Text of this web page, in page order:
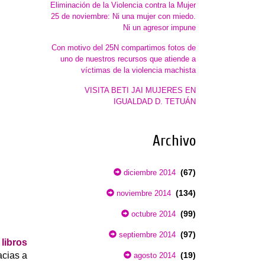
a
Eliminación de la Violencia contra la Mujer
25 de noviembre: Ni una mujer con miedo.
Ni un agresor impune
Con motivo del 25N compartimos fotos de
uno de nuestros recursos que atiende a
víctimas de la violencia machista
VISITA BETI JAI MUJERES EN
IGUALDAD D. TETUÁN
Archivo
diciembre 2014 (67)
noviembre 2014 (134)
octubre 2014 (99)
septiembre 2014 (97)
agosto 2014 (19)